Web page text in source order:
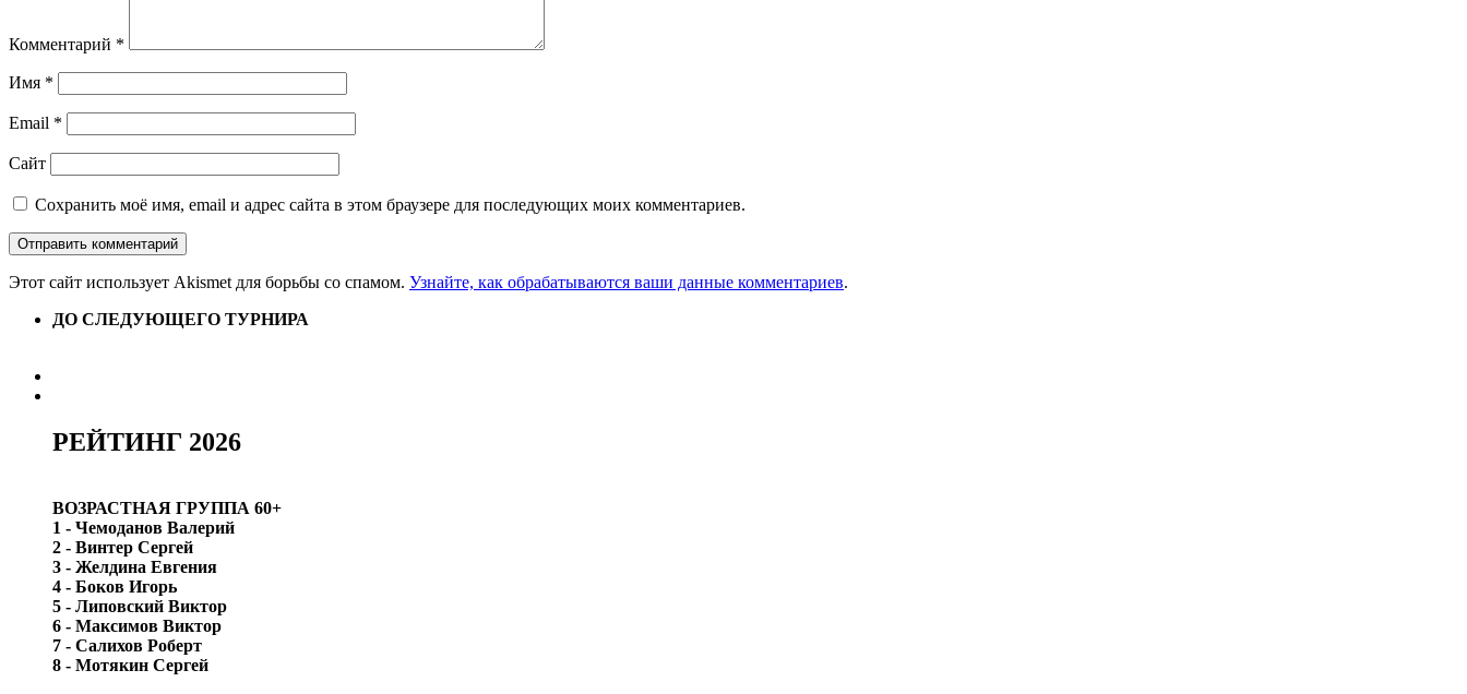
Комментарий *
Имя *
Email *
Сайт
Сохранить моё имя, email и адрес сайта в этом браузере для последующих моих комментариев.
Этот сайт использует Akismet для борьбы со спамом. Узнайте, как обрабатываются ваши данные комментариев.
ДО СЛЕДУЮЩЕГО ТУРНИРА
РЕЙТИНГ 2026
ВОЗРАСТНАЯ ГРУППА 60+
1 - Чемоданов Валерий
2 - Винтер Сергей
3 - Желдина Евгения
4 - Боков Игорь
5 - Липовский Виктор
6 - Максимов Виктор
7 - Салихов Роберт
8 - Мотякин Сергей